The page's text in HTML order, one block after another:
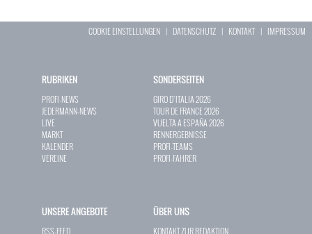
COOKIE EINSTELLUNGEN | DATENSCHUTZ | KONTAKT| IMPRESSUM
RUBRIKEN
PROFI-NEWS
JEDERMANN-NEWS
LIVE
MARKT
KALENDER
VEREINE
SONDERSEITEN
GIRO D`ITALIA 2026
TOUR DE FRANCE 2026
VUELTA A ESPAÑA 2026
RENNERGEBNISSE
PROFI-TEAMS
PROFI-FAHRER
UNSERE ANGEBOTE
RSS-FEED
ÜBER UNS
KONTAKT ZUR REDAKTION